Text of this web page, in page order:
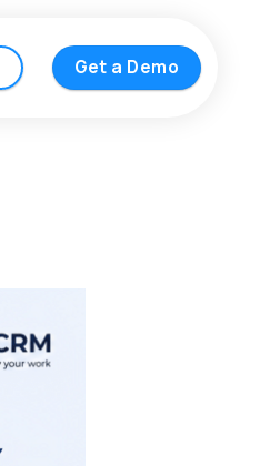
Get a Demo